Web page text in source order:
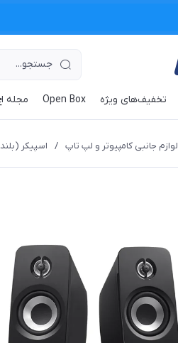
تخفیف‌های ویژه Open Box مجله
لوازم جانبی کامپیوتر و لپ تاپ / اسپیکر